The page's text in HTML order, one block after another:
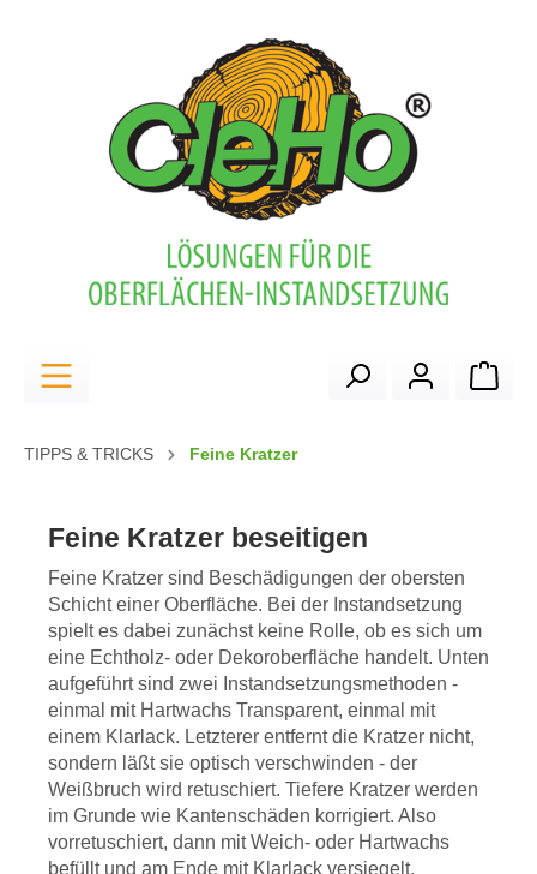
TIPPS & TRICKS Feine Kratzer
Feine Kratzer beseitigen
Feine Kratzer sind Beschädigungen der obersten
Schicht einer Oberfläche. Bei der Instandsetzung
spielt es dabei zunächst keine Rolle, ob es sich um
eine Echtholz- oder Dekoroberfläche handelt. Unten
aufgeführt sind zwei Instandsetzungsmethoden -
einmal mit Hartwachs Transparent, einmal mit
einem Klarlack. Letzterer entfernt die Kratzer nicht,
sondern läßt sie optisch verschwinden - der
Weißbruch wird retuschiert. Tiefere Kratzer werden
im Grunde wie Kantenschäden korrigiert. Also
vorretuschiert, dann mit Weich- oder Hartwachs
befüllt und am Ende mit Klarlack versiegelt.